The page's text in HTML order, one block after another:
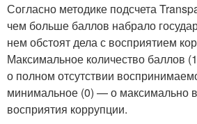
Согласно методике подсчета
чем больше баллов набрало
нем обстоят дела с восприятием
Максимальное количество баллов
о полном отсутствии
минимальное (0) — о максимально
восприятия коррупции.